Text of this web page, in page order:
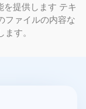
を提供します テキ
ファイルの内容な
す。